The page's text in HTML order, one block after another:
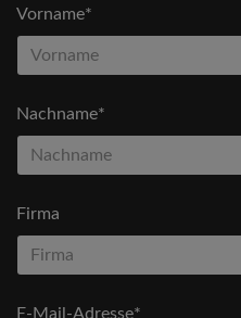
Vorname*
Nachname*
Firma
E-Mail-Adresse*